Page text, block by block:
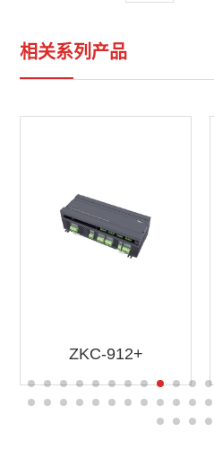
相关系列产品
ZKC-912+